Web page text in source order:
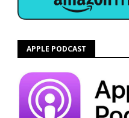
APPLE PODCAST